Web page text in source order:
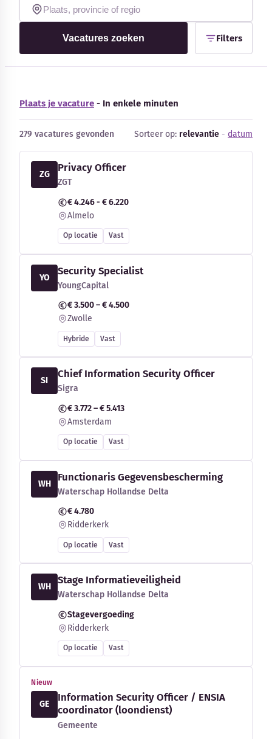
Auteurs
Vacatures zoeken Filters
Plaats je vacature - In enkele minuten
279 vacatures gevonden Sorteer op: relevantie - datum
ZG
Privacy Officer
ZGT
€ 4.246 - € 6.220
Almelo
Op locatie Vast
YO
Security Specialist
YoungCapital
€ 3.500 – € 4.500
Zwolle
Hybride Vast
SI
Chief Information Security Officer
Sigra
€ 3.772 – € 5.413
Amsterdam
Op locatie Vast
WH
Functionaris Gegevensbescherming
Waterschap Hollandse Delta
€ 4.780
Ridderkerk
Op locatie Vast
WH
Stage Informatieveiligheid
Waterschap Hollandse Delta
Stagevergoeding
Ridderkerk
Op locatie Vast
Nieuw
GE
Information Security Officer / ENSIA
coordinator (loondienst)
Gemeente